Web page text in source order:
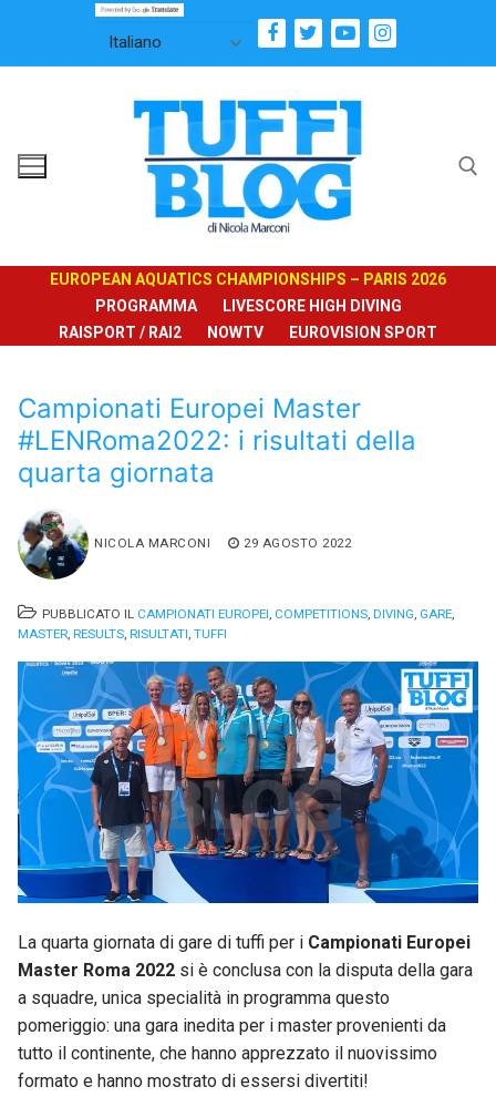
contenuto
EUROPEAN AQUATICS CHAMPIONSHIPS – PARIS 2026
PROGRAMMA
LIVESCORE HIGH DIVING
RAISPORT / RAI2
NOWTV EUROVISION SPORT
Campionati Europei Master
#LENRoma2022: i risultati della
quarta giornata
NICOLA MARCONI 29 AGOSTO 2022
PUBBLICATO IL CAMPIONATI EUROPEI, COMPETITIONS, DIVING, GARE,
MASTER, RESULTS, RISULTATI, TUFFI
La quarta giornata di gare di tuffi per i Campionati Europei
Master Roma 2022 si è conclusa con la disputa della gara
a squadre, unica specialità in programma questo
pomeriggio: una gara inedita per i master provenienti da
tutto il continente, che hanno apprezzato il nuovissimo
formato e hanno mostrato di essersi divertiti!